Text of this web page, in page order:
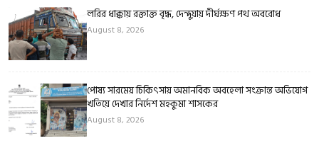
লরির ধাক্কায় রক্তাক্ত বৃদ্ধ, দেন্দুয়ায় দীর্ঘক্ষণ পথ অবরোধ
August 8, 2026
পোষ্য সারমেয় চিকিৎসায় অমানবিক অবহেলা সংক্রান্ত অভিযোগ
খতিয়ে দেখার নির্দেশ মহকুমা শাসকের
August 8, 2026